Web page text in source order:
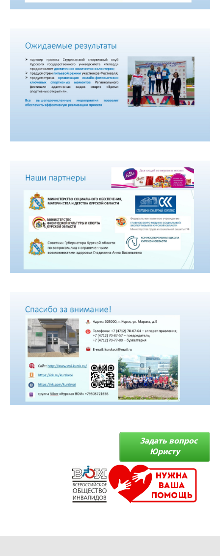
Задать вопрос
Юристу